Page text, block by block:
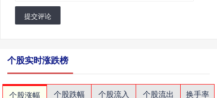
提交评论
个股实时涨跌榜
个股涨幅 个股跌幅 个股流入 个股流出
换手率